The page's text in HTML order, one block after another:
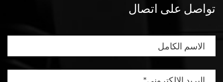
تواصل على اتصال